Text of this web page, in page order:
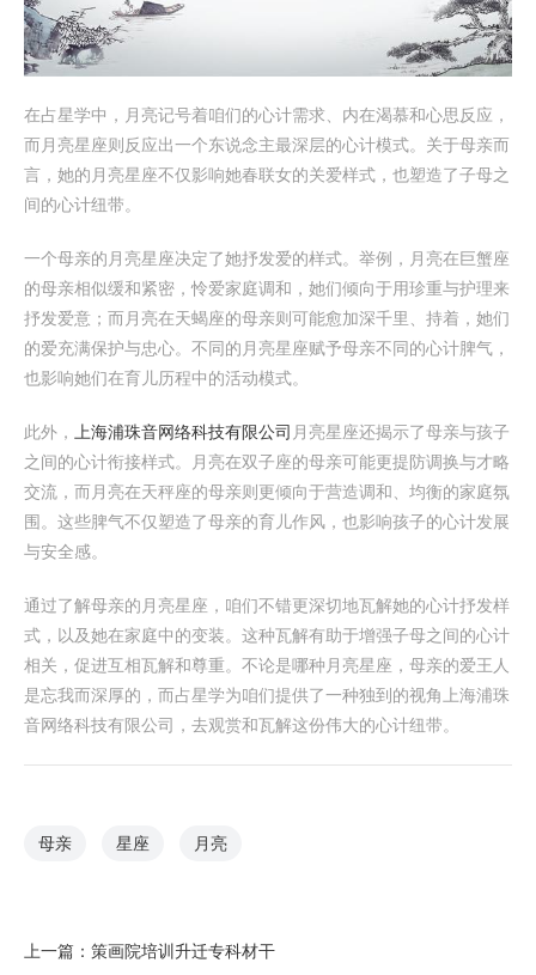
在占星学中，月亮记号着咱们的心计需求、内在渴慕和心思反应，
而月亮星座则反应出一个东说念主最深层的心计模式。关于母亲而
言，她的月亮星座不仅影响她春联女的关爱样式，也塑造了子母之
间的心计纽带。
一个母亲的月亮星座决定了她抒发爱的样式。举例，月亮在巨蟹座
的母亲相似缓和紧密，怜爱家庭调和，她们倾向于用珍重与护理来
抒发爱意；而月亮在天蝎座的母亲则可能愈加深千里、持着，她们
的爱充满保护与忠心。不同的月亮星座赋予母亲不同的心计脾气，
也影响她们在育儿历程中的活动模式。
此外， 上海浦珠音网络科技有限公司 月亮星座还揭示了母亲与孩子
之间的心计衔接样式。月亮在双子座的母亲可能更提防调换与才略
交流，而月亮在天秤座的母亲则更倾向于营造调和、均衡的家庭氛
围。这些脾气不仅塑造了母亲的育儿作风，也影响孩子的心计发展
与安全感。
通过了解母亲的月亮星座，咱们不错更深切地瓦解她的心计抒发样
式，以及她在家庭中的变装。这种瓦解有助于增强子母之间的心计
相关，促进互相瓦解和尊重。不论是哪种月亮星座，母亲的爱王人
是忘我而深厚的，而占星学为咱们提供了一种独到的视角上海浦珠
音网络科技有限公司，去观赏和瓦解这份伟大的心计纽带。
母亲 星座 月亮
上一篇： 策画院培训升迁专科材干